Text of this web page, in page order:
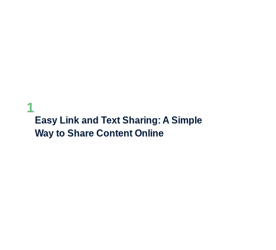
1
Easy Link and Text Sharing: A Simple
Way to Share Content Online